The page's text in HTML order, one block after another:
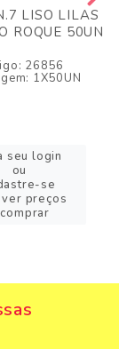
LISO LILAS
ROQUE 50UN
26856
1X50UN
seu login
ou
se
preços